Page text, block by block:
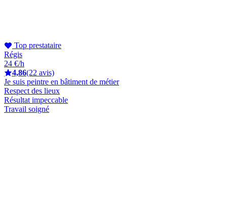
Top prestataire
Régis
24 €/h
4,86(22 avis)
Je suis peintre en bâtiment de métier
Respect des lieux
Résultat impeccable
Travail soigné